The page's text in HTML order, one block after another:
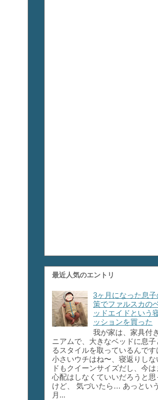
最近人気のエントリ
3ヶ月になった息
策でファルスカの
ッドエイドという
ッションを買った
我が家は、家具付
ニアムで、大きなベッドに息子
るスタイルを取っているんです
小さいウチはね〜、寝返りしな
ドもクイーンサイズだし、今
心配はしなくていいだろうと
けど、 気づいたら… あっとい
月...